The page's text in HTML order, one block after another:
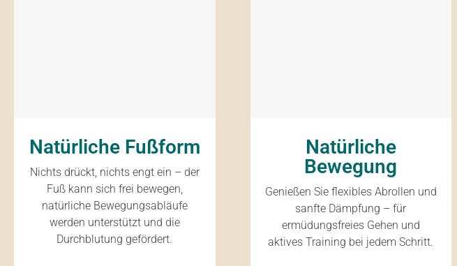
Natürliche Fußform
Nichts drückt, nichts engt ein – der
Fuß kann sich frei bewegen,
natürliche Bewegungsabläufe
werden unterstützt und die
Durchblutung gefördert.
Natürliche
Bewegung
Genießen Sie flexibles Abrollen und
sanfte Dämpfung – für
ermüdungsfreies Gehen und
aktives Training bei jedem Schritt.